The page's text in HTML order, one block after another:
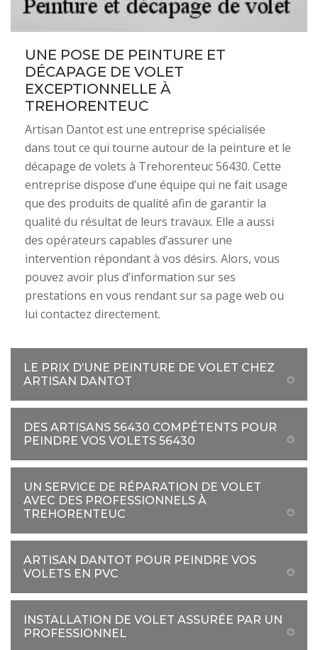
UNE POSE DE PEINTURE ET
DÉCAPAGE DE VOLET
EXCEPTIONNELLE À
TREHORENTEUC
Artisan Dantot est une entreprise spécialisée
dans tout ce qui tourne autour de la peinture et le
décapage de volets à Trehorenteuc 56430. Cette
entreprise dispose d’une équipe qui ne fait usage
que des produits de qualité afin de garantir la
qualité du résultat de leurs travaux. Elle a aussi
des opérateurs capables d’assurer une
intervention répondant à vos désirs. Alors, vous
pouvez avoir plus d’information sur ses
prestations en vous rendant sur sa page web ou
lui contactez directement.
LE PRIX D’UNE PEINTURE DE VOLET CHEZ
ARTISAN DANTOT
DES ARTISANS 56430 COMPÉTENTS POUR
PEINDRE VOS VOLETS 56430
UN SERVICE DE RÉPARATION DE VOLET
AVEC DES PROFESSIONNELS À
TREHORENTEUC
ARTISAN DANTOT POUR PEINDRE VOS
VOLETS EN PVC
INSTALLATION DE VOLET ASSURÉE PAR UN
PROFESSIONNEL